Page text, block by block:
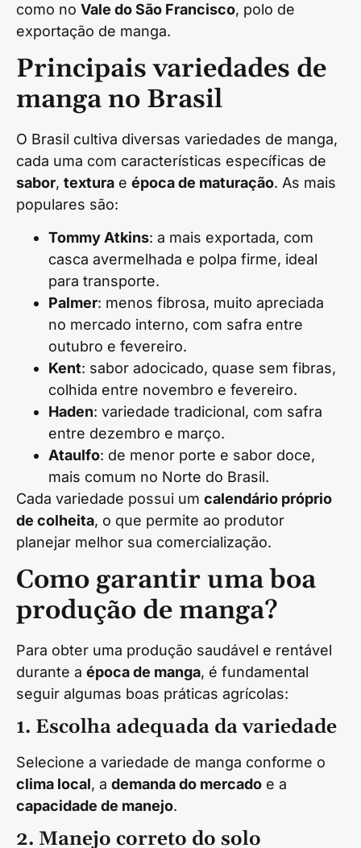
como no Vale do São Francisco, polo de
exportação de manga.
Principais variedades de
manga no Brasil
O Brasil cultiva diversas variedades de manga,
cada uma com características específicas de
sabor, textura e época de maturação. As mais
populares são:
Tommy Atkins: a mais exportada, com
casca avermelhada e polpa firme, ideal
para transporte.
Palmer: menos fibrosa, muito apreciada
no mercado interno, com safra entre
outubro e fevereiro.
Kent: sabor adocicado, quase sem fibras,
colhida entre novembro e fevereiro.
Haden: variedade tradicional, com safra
entre dezembro e março.
Ataulfo: de menor porte e sabor doce,
mais comum no Norte do Brasil.
Cada variedade possui um calendário próprio
de colheita, o que permite ao produtor
planejar melhor sua comercialização.
Como garantir uma boa
produção de manga?
Para obter uma produção saudável e rentável
durante a época de manga, é fundamental
seguir algumas boas práticas agrícolas:
1. Escolha adequada da variedade
Selecione a variedade de manga conforme o
clima local, a demanda do mercado e a
capacidade de manejo.
2. Manejo correto do solo